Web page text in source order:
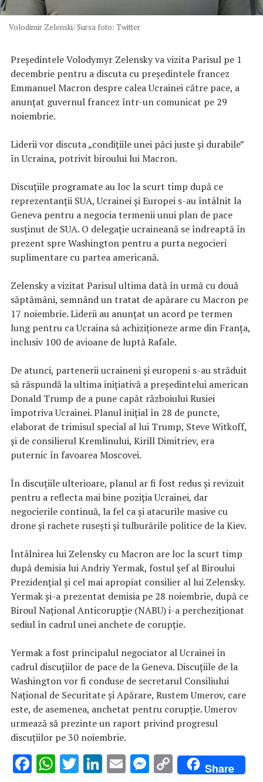
Volodimir Zelenski/ Sursa foto: Twitter
Președintele Volodymyr Zelensky va vizita Parisul pe 1
decembrie pentru a discuta cu președintele francez
Emmanuel Macron despre calea Ucrainei către pace, a
anunțat guvernul francez într-un comunicat pe 29
noiembrie.
Liderii vor discuta „condițiile unei păci juste și durabile”
în Ucraina, potrivit biroului lui Macron.
Discuțiile programate au loc la scurt timp după ce
reprezentanții SUA, Ucrainei și Europei s-au întâlnit la
Geneva pentru a negocia termenii unui plan de pace
susținut de SUA. O delegație ucraineană se îndreaptă în
prezent spre Washington pentru a purta negocieri
suplimentare cu partea americană.
Zelensky a vizitat Parisul ultima dată în urmă cu două
săptămâni, semnând un tratat de apărare cu Macron pe
17 noiembrie. Liderii au anunțat un acord pe termen
lung pentru ca Ucraina să achiziționeze arme din Franța,
inclusiv 100 de avioane de luptă Rafale.
De atunci, partenerii ucraineni și europeni s-au străduit
să răspundă la ultima inițiativă a președintelui american
Donald Trump de a pune capăt războiului Rusiei
împotriva Ucrainei. Planul inițial în 28 de puncte,
elaborat de trimisul special al lui Trump, Steve Witkoff,
și de consilierul Kremlinului, Kirill Dimitriev, era
puternic în favoarea Moscovei.
În discuțiile ulterioare, planul ar fi fost redus și revizuit
pentru a reflecta mai bine poziția Ucrainei, dar
negocierile continuă, la fel ca și atacurile masive cu
drone și rachete rusești și tulburările politice de la Kiev.
Întâlnirea lui Zelensky cu Macron are loc la scurt timp
după demisia lui Andriy Yermak, fostul șef al Biroului
Prezidențial și cel mai apropiat consilier al lui Zelensky.
Yermak și-a prezentat demisia pe 28 noiembrie, după ce
Biroul Național Anticorupție (NABU) i-a percheziționat
sediul în cadrul unei anchete de corupție.
Yermak a fost principalul negociator al Ucrainei în
cadrul discuțiilor de pace de la Geneva. Discuțiile de la
Washington vor fi conduse de secretarul Consiliului
Național de Securitate și Apărare, Rustem Umerov, care
este, de asemenea, anchetat pentru corupție. Umerov
urmează să prezinte un raport privind progresul
discuțiilor pe 30 noiembrie.
F W T Li E M C Share